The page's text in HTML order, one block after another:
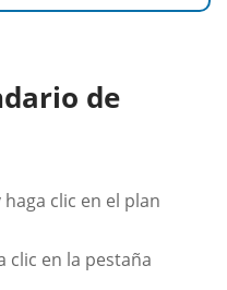
de
haga clic en el plan
clic en la pestaña